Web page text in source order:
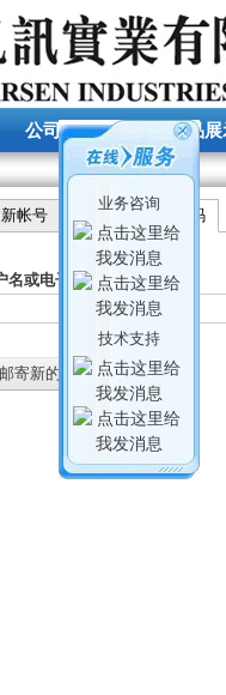
公司动态 产品
帐号 登录 重设密码
名或电子邮件地址*
业务咨询
技术支持